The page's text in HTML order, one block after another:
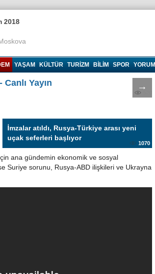
2018
YAŞAM KÜLTÜR TURIZM BILIM SPOR YORUM
→
Yayın
İmzalar atıldı, Rusya-Türkiye arası yeni
uçak seferleri başlıyor
1070
ana gündemin ekonomik ve sosyal
Suriye sorunu, Rusya-ABD ilişkileri ve Ukrayna